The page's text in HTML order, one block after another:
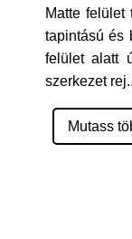
Matte
tapintású és
felület alatt
szerkezet rej
Mutass